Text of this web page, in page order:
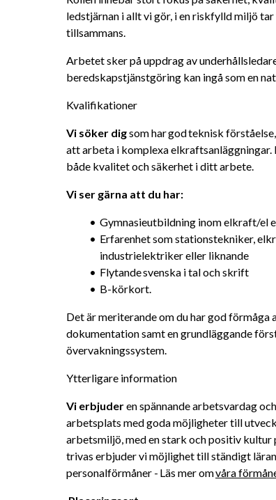
ledstjärnan i allt vi gör, i en riskfylld miljö
tillsammans.
Arbetet sker på uppdrag av
beredskapstjänstgöring kan ingå som en
Kvalifikationer
Vi söker dig som har god teknisk
att arbeta i komplexa
både kvalitet och säkerhet i ditt arbete.
Vi ser gärna att du har:
Gymnasieutbildning inom elkraft/el
Erfarenhet som stationstekniker,
industrielektriker eller liknande
Flytande svenska i tal och skrift
B-körkort.
Det är meriterande om du har god förmåga
dokumentation samt en grundläggande
övervakningssystem.
Ytterligare information
Vi erbjuder en spännande arbetsvardag
arbetsplats med goda möjligheter till
arbetsmiljö, med en stark och positiv
trivas erbjuder vi möjlighet till ständigt
personalförmåner - Läs mer om våra